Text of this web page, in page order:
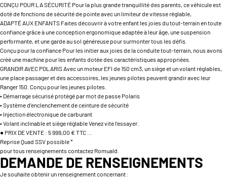
CONÇU POUR LA SÉCURITÉ Pour la plus grande tranquillité des parents, ce véhicule est
doté de fonctions de sécurité de pointe avec un limiteur de vitesse réglable,
ADAPTÉ AUX ENFANTS Faites découvrir à votre enfant les joies du tout-terrain en toute
confiance grâce à une conception ergonomique adaptée à leur âge, une suspension
performante, et une garde au sol généreuse pour surmonter tous les défis.
Conçu pour la confiance Pour les initier aux joies de la conduite tout-terrain, nous avons
créé une machine pour les enfants dotée des caractéristiques appropriées.
GRANDIR AVEC POLARIS Avec un moteur EFI de 150 cm3, un siège et un volant réglables,
une place passager et des accessoires, les jeunes pilotes peuvent grandir avec leur
Ranger 150. Conçu pour les jeunes pilotes.
• Démarrage sécurisé protégé par mot de passe Polaris
• Système d’enclenchement de ceinture de sécurité
• Injection électronique de carburant
• Volant inclinable et siège réglable Venez vite l'essayer.
● PRIX DE VENTE : 5 999,00 € TTC …
Reprise Quad SSV possible *
pour tous renseignements contactez Romuald.
DEMANDE DE RENSEIGNEMENTS
Je souhaite obtenir un renseignement concernant :